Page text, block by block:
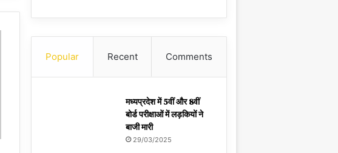
Popular Recent Comments
मध्यप्रदेश में 5वीं और 8वीं
बोर्ड परीक्षाओं में लड़कियों ने
बाजी मारी
29/03/2025